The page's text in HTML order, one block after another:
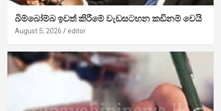
බිම්බෝම්බ ඉවත් කිරීමේ වැඩසටහන කඩිනම් වෙයි
August 5, 2026 editor